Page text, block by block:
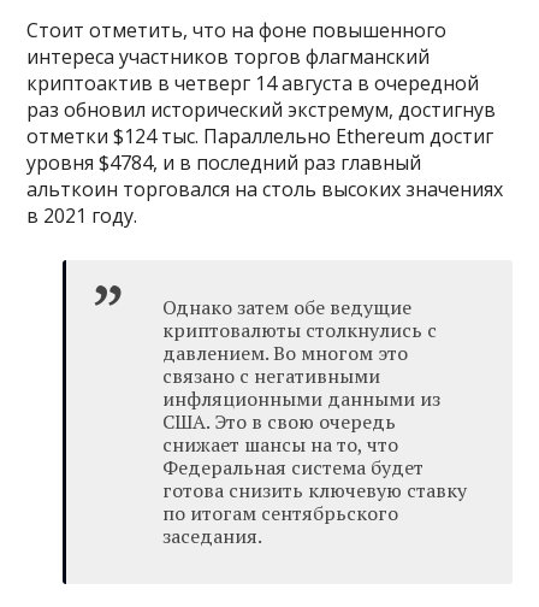
Стоит отметить, что на фоне повышенного
интереса участников торгов флагманский
криптоактив в четверг 14 августа в очередной
раз обновил исторический экстремум, достигнув
отметки $124 тыс. Параллельно Ethereum достиг
уровня $4784, и в последний раз главный
альткоин торговался на столь высоких значениях
в 2021 году.
Однако затем обе ведущие
криптовалюты столкнулись с
давлением. Во многом это
связано с негативными
инфляционными данными из
США. Это в свою очередь
снижает шансы на то, что
Федеральная система будет
готова снизить ключевую ставку
по итогам сентябрьского
заседания.